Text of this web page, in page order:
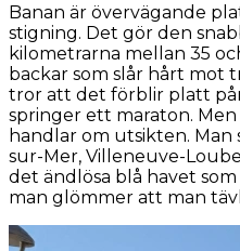
Banan är övervägande
stigning. Det gör den
kilometrarna mellan 35
backar som slår hårt mot
tror att det förblir platt
springer ett maraton.
handlar om utsikten. Man
sur-Mer, Villeneuve-
det ändlösa blå havet
man glömmer att man